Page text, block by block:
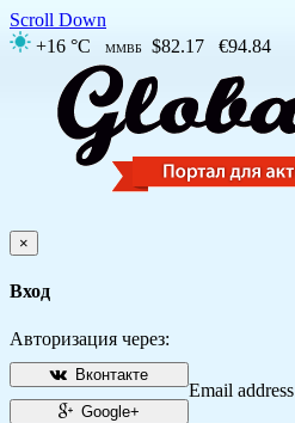
Scroll Down
+16 °C
ММВБ $82.17 €94.84
×
Вход
Авторизация через:
Вконтакте
Google+
Email address